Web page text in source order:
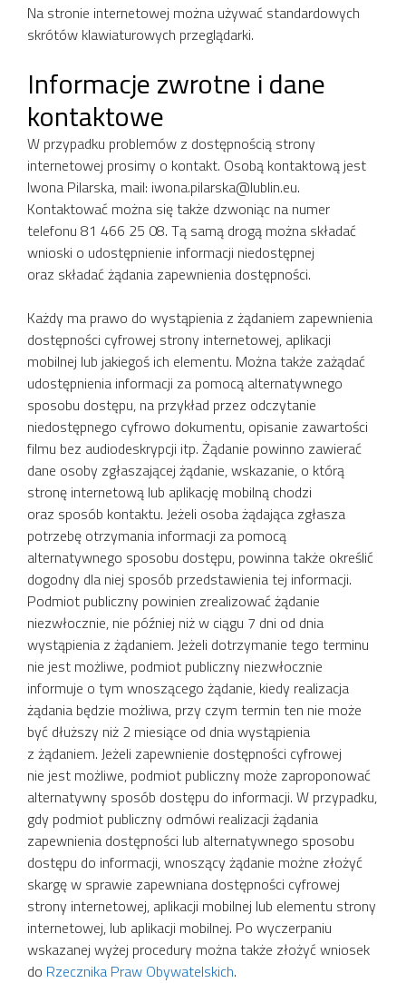
Na stronie internetowej można używać standardowych
skrótów klawiaturowych przeglądarki.
Informacje zwrotne i dane
kontaktowe
W przypadku problemów z dostępnością strony
internetowej prosimy o kontakt. Osobą kontaktową jest
Iwona Pilarska, mail: iwona.pilarska@lublin.eu.
Kontaktować można się także dzwoniąc na numer
telefonu 81 466 25 08. Tą samą drogą można składać
wnioski o udostępnienie informacji niedostępnej
oraz składać żądania zapewnienia dostępności.
Każdy ma prawo do wystąpienia z żądaniem zapewnienia
dostępności cyfrowej strony internetowej, aplikacji
mobilnej lub jakiegoś ich elementu. Można także zażądać
udostępnienia informacji za pomocą alternatywnego
sposobu dostępu, na przykład przez odczytanie
niedostępnego cyfrowo dokumentu, opisanie zawartości
filmu bez audiodeskrypcji itp. Żądanie powinno zawierać
dane osoby zgłaszającej żądanie, wskazanie, o którą
stronę internetową lub aplikację mobilną chodzi
oraz sposób kontaktu. Jeżeli osoba żądająca zgłasza
potrzebę otrzymania informacji za pomocą
alternatywnego sposobu dostępu, powinna także określić
dogodny dla niej sposób przedstawienia tej informacji.
Podmiot publiczny powinien zrealizować żądanie
niezwłocznie, nie później niż w ciągu 7 dni od dnia
wystąpienia z żądaniem. Jeżeli dotrzymanie tego terminu
nie jest możliwe, podmiot publiczny niezwłocznie
informuje o tym wnoszącego żądanie, kiedy realizacja
żądania będzie możliwa, przy czym termin ten nie może
być dłuższy niż 2 miesiące od dnia wystąpienia
z żądaniem. Jeżeli zapewnienie dostępności cyfrowej
nie jest możliwe, podmiot publiczny może zaproponować
alternatywny sposób dostępu do informacji. W przypadku,
gdy podmiot publiczny odmówi realizacji żądania
zapewnienia dostępności lub alternatywnego sposobu
dostępu do informacji, wnoszący żądanie możne złożyć
skargę w sprawie zapewniana dostępności cyfrowej
strony internetowej, aplikacji mobilnej lub elementu strony
internetowej, lub aplikacji mobilnej. Po wyczerpaniu
wskazanej wyżej procedury można także złożyć wniosek
do Rzecznika Praw Obywatelskich.